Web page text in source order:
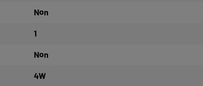
Non
1
Non
4W